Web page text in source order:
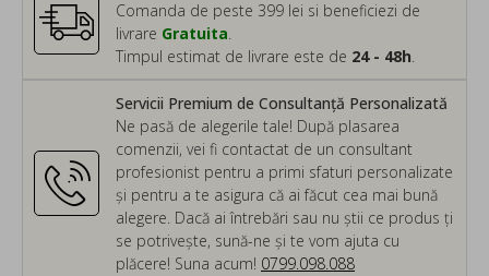
Servicii Premium de Consultanță Personalizată
Ne pasă de alegerile tale! După plasarea
comenzii, vei fi contactat de un consultant
profesionist pentru a primi sfaturi personalizate
și pentru a te asigura că ai făcut cea mai bună
alegere. Dacă ai întrebări sau nu știi ce produs ți
se potrivește, sună-ne și te vom ajuta cu
plăcere! Suna acum! 0799.098.088
Comanda de peste 399 lei si beneficiezi de
livrare Gratuita.
Timpul estimat de livrare este de 24 - 48h.